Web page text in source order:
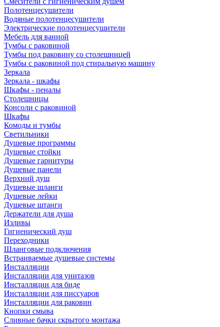
Полотенцесушители
Водяные полотенцесушители
Электрические полотенцесушители
Мебель для ванной
Тумбы с раковиной
Тумбы под раковину со столешницей
Тумбы с раковиной под стиральную машину
Зеркала
Зеркала - шкафы
Шкафы - пеналы
Столешницы
Консоли с раковиной
Шкафы
Комоды и тумбы
Светильники
Душевые программы
Душевые стойки
Душевые гарнитуры
Душевые панели
Верхний душ
Душевые шланги
Душевые лейки
Душевые штанги
Держатели для душа
Изливы
Гигиенический душ
Переходники
Шланговые подключения
Встраиваемые душевые системы
Инсталляции
Инсталляции для унитазов
Инсталляции для биде
Инсталляции для писсуаров
Инсталляции для раковин
Кнопки смыва
Сливные бачки скрытого монтажа